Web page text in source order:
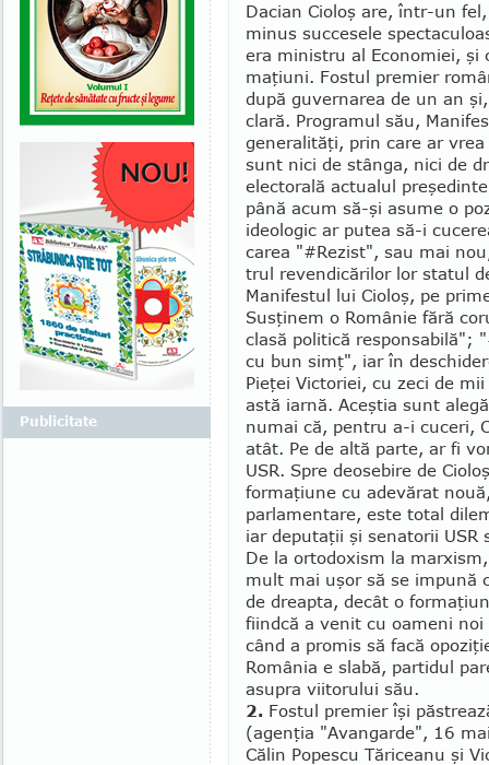
Dacian Cioloş are, într-un
minus succesele
era ministru al Economiei,
maţiuni. Fostul premier
după guvernarea de un an
clară. Programul său,
generalităţi, prin care ar
sunt nici de stânga, nici de
electorală actualul
până acum să-şi asume o
ideologic ar pu­tea să-i
carea "#Rezist", sau mai
trul revendicărilor lor statul
Manifestul lui Cioloş, pe
Susţinem o Ro­mâ­nie fără
clasă politică responsabilă";
cu bun simţ", iar în
Pieţei Victoriei, cu zeci de
astă iarnă. Aceştia sunt
numai că, pentru a-i cuceri,
atât. Pe de altă parte, ar fi
USR. Spre deosebire de
formaţiune cu adevărat
parlamentare, este total
iar deputaţii şi senatorii
De la or­todoxism la
mult mai uşor să se impună
de dreapta, decât o
fiindcă a venit cu oameni
când a promis să facă
România e slabă, partidul
asupra viitorului său.
2. Fostul premier îşi
(agenţia "Avangarde", 16
Călin Popescu Tă­ri­ceanu şi
Publicitate